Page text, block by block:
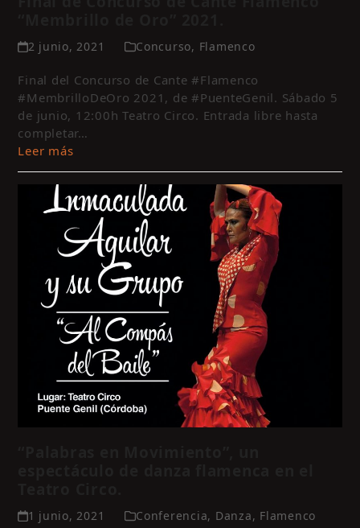
2 junio, 2021 Concurso, Flamenco
Final del Concurso de Cante #Flamenco
#MembrilloDeOro 2021, de #PuenteGenil. Sábado 5
de junio, 12:00h Teatro Circo. Entrada libre hasta
completar…
Leer más
1 junio, 2021 Conferencia, Danza, Flamenco